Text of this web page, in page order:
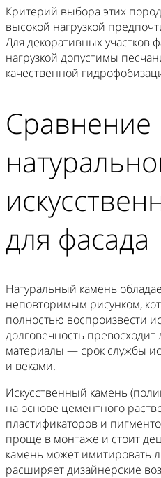
Критерий выбора этих
высокой нагрузкой
Для декоративных участков
нагрузкой допустимы
качественной
Сравнение
для фасада
Натуральный камень
неповторимым рисунком,
полностью воспроизвести
долговечность
материалы — срок службы
и веками.
Искусственный камень
на основе цементного
пластификаторов и
проще в монтаже и стоит
камень может имитировать
расширяет дизайнерские